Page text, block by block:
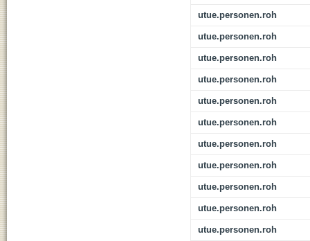
utue.personen.roh
utue.personen.roh
utue.personen.roh
utue.personen.roh
utue.personen.roh
utue.personen.roh
utue.personen.roh
utue.personen.roh
utue.personen.roh
utue.personen.roh
utue.personen.roh